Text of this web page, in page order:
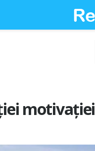
motivației